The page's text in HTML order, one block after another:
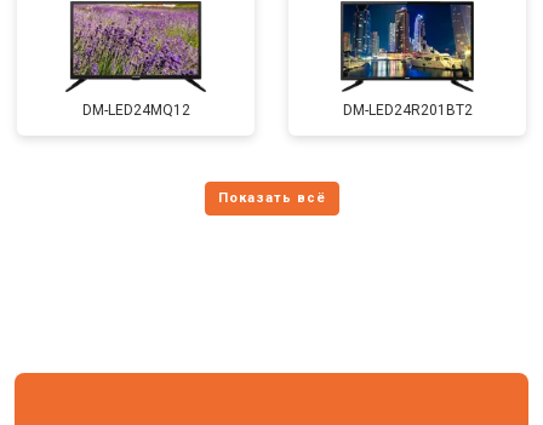
DM-LED24MQ12 DM-LED24R201BT2